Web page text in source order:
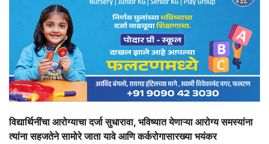
विद्यार्थिनींचा आरोग्याचा दर्जा सुधारावा, भविष्यात येणाऱ्या आरोग्य समस्यांना
त्यांना सहजतेने सामोरे जाता यावे आणि कर्करोगासारख्या भयंकर